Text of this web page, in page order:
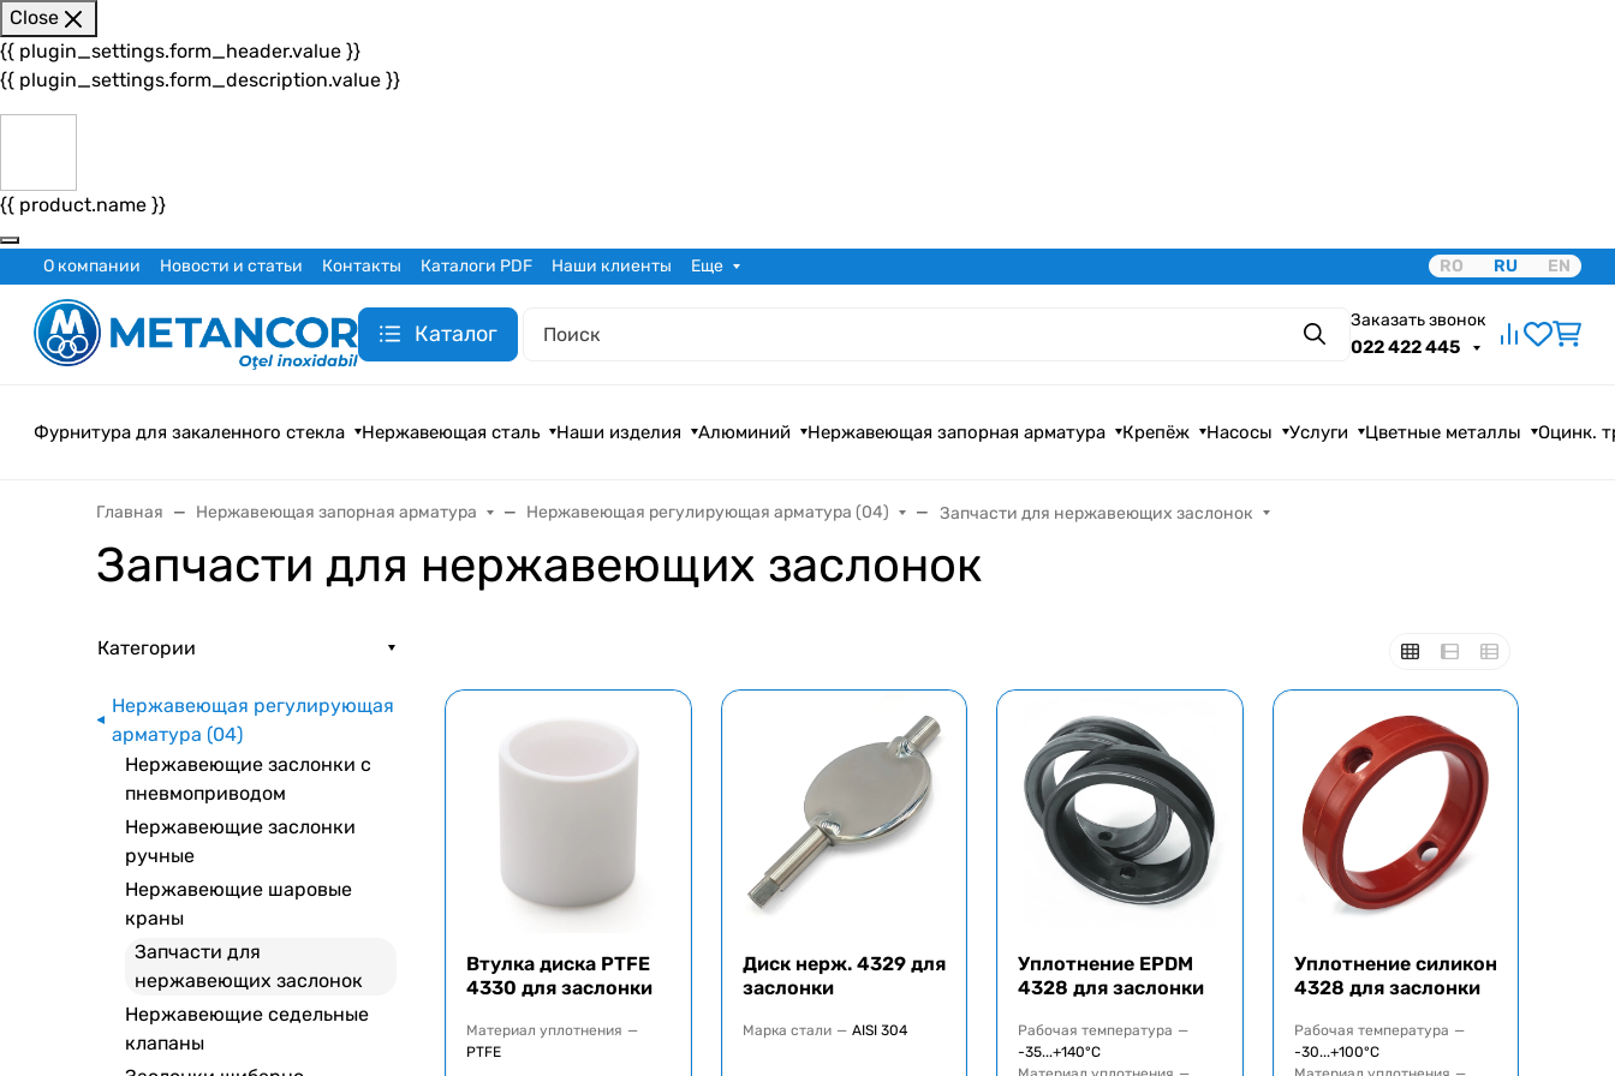
Close
{{ plugin_settings.form_header.value }}
{{ plugin_settings.form_description.value }}
{{ product.name }}
О компании Новости и статьи Контакты Каталоги PDF Наши клиенты Еще RO RU EN
Каталог Поиск
Заказать звонок
022 422 445
Фурнитура для закаленного стекла Нержавеющая сталь Наши изделия Алюминий Нержавеющая запорная арматура Крепёж Насосы Услуги Цветные металлы Оцинк.
Главная Нержавеющая запорная арматура Нержавеющая регулирующая арматура (04) Запчасти для нержавеющих заслонок
Запчасти для нержавеющих заслонок
Категории
Нержавеющая регулирующая
арматура (04)
Нержавеющие заслонки с
пневмоприводом
Нержавеющие заслонки
ручные
Нержавеющие шаровые
краны
Запчасти для
нержавеющих заслонок
Нержавеющие седельные
клапаны
Втулка диска PTFE
4330 для заслонки
Материал уплотнения —
PTFE
Диск нерж. 4329 для
заслонки
Марка стали — AISI 304
Уплотнение EPDM
4328 для заслонки
Рабочая температура —
-35...+140°C
Уплотнение силикон
4328 для заслонки
Рабочая температура —
-30...+100°C